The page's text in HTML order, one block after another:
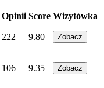
Opinii Score Wizytówka
222 9.80 Zobacz
106 9.35 Zobacz